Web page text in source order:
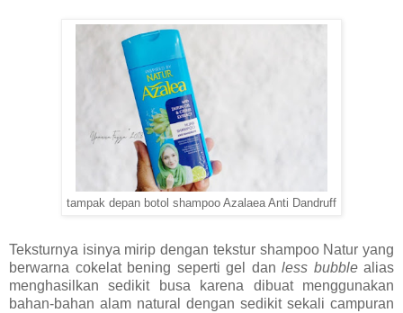
tampak depan botol shampoo Azalaea Anti Dandruff
Teksturnya isinya mirip dengan tekstur shampoo Natur yang
berwarna cokelat bening seperti gel dan less bubblealias
menghasilkan sedikit busa karena dibuat menggunakan
bahan-bahan alam natural dengan sedikit sekali campuran